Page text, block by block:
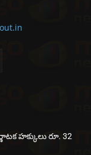
హక్కులు రూ. 32